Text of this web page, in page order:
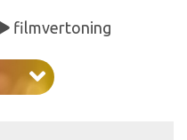
filmvertoning